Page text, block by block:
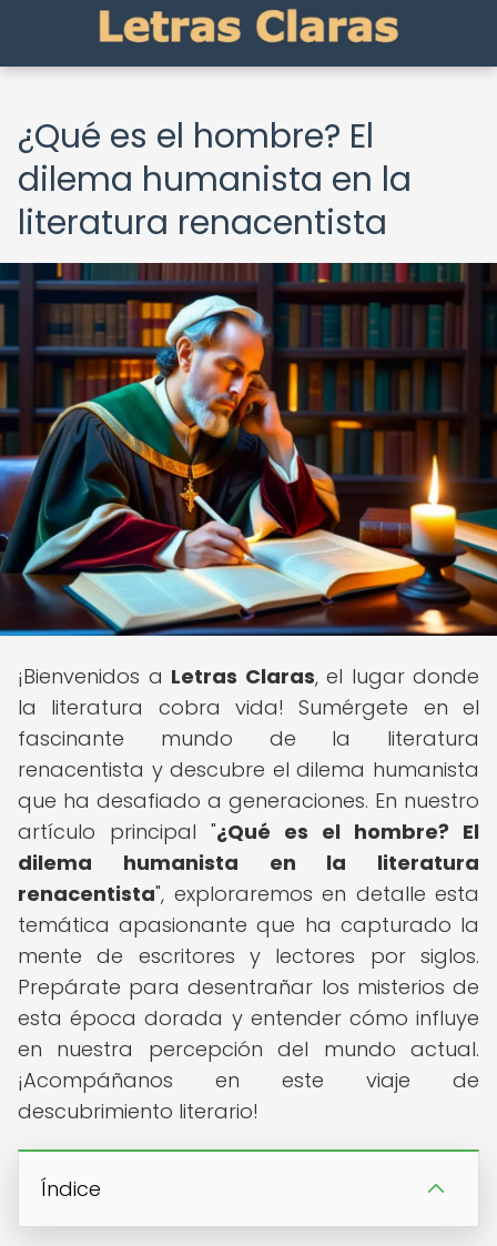
¿Qué es el hombre? El
dilema humanista en la
literatura renacentista
¡Bienvenidos a Letras Claras, el lugar donde
la literatura cobra vida! Sumérgete en el
fascinante mundo de la literatura
renacentista y descubre el dilema humanista
que ha desafiado a generaciones. En nuestro
artículo principal "¿Qué es el hombre? El
dilema humanista en la literatura
renacentista", exploraremos en detalle esta
temática apasionante que ha capturado la
mente de escritores y lectores por siglos.
Prepárate para desentrañar los misterios de
esta época dorada y entender cómo influye
en nuestra percepción del mundo actual.
¡Acompáñanos en este viaje de
descubrimiento literario!
Índice